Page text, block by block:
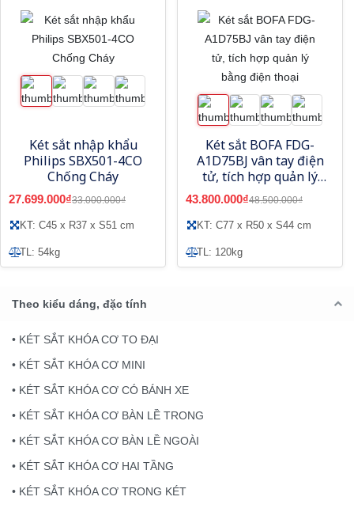
Két sắt nhập khẩu
Philips SBX501-4CO
Chống Cháy
27.699.000₫33.000.000₫
KT: C45 x R37 x S51 cm
TL: 54kg
Két sắt BOFA FDG-
A1D75BJ vân tay điện
tử, tích hợp quản lý
bằng điện thoại
43.800.000₫48.500.000₫
KT: C77 x R50 x S44 cm
TL: 120kg
Theo kiểu dáng, đặc tính
• KÉT SẮT KHÓA CƠ TO ĐẠI
• KÉT SẮT KHÓA CƠ MINI
• KÉT SẮT KHÓA CƠ CÓ BÁNH XE
• KÉT SẮT KHÓA CƠ BÀN LỀ TRONG
• KÉT SẮT KHÓA CƠ BÀN LỀ NGOÀI
• KÉT SẮT KHÓA CƠ HAI TẦNG
• KÉT SẮT KHÓA CƠ TRONG KÉT